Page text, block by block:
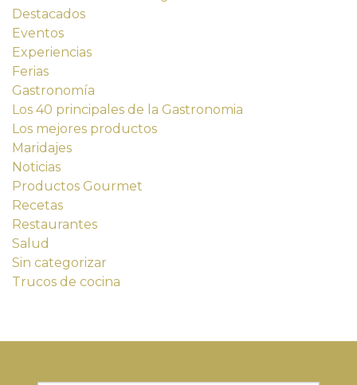
Destacados
Eventos
Experiencias
Ferias
Gastronomía
Los 40 principales de la Gastronomia
Los mejores productos
Maridajes
Noticias
Productos Gourmet
Recetas
Restaurantes
Salud
Sin categorizar
Trucos de cocina